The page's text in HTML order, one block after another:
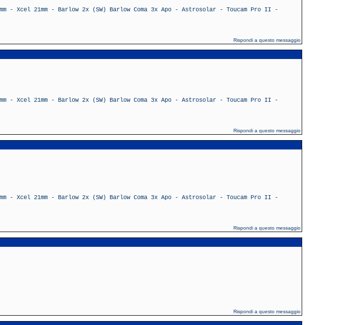
- Xcel 21mm - Barlow 2x (SW) Barlow Coma 3x Apo - Astrosolar - Toucam Pro II -
Rispondi a questo messaggio
- Xcel 21mm - Barlow 2x (SW) Barlow Coma 3x Apo - Astrosolar - Toucam Pro II -
Rispondi a questo messaggio
- Xcel 21mm - Barlow 2x (SW) Barlow Coma 3x Apo - Astrosolar - Toucam Pro II -
Rispondi a questo messaggio
Rispondi a questo messaggio